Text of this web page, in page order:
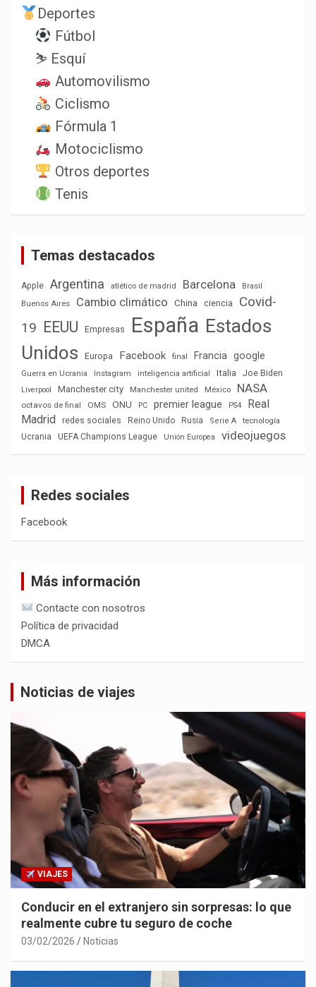
Deportes
Fútbol
⛷️ Esquí
Automovilismo
Ciclismo
Fórmula 1
Motociclismo
Otros deportes
Tenis
Temas destacados
Apple Argentina atlético de madrid Barcelona
Brasil
Buenos Aires
Cambio climático China ciencia
Covid-
19 EEUU Empresas España Estados
Unidos
Europa Facebook final Francia google
Guerra en Ucrania Instagram inteligencia artificial Italia Joe Biden
Liverpool Manchester city Manchester united México NASA
octavos de final OMS ONU PC premier league PS4
Real
Madrid
redes sociales Reino Unido Rusia Serie A
tecnología
Ucrania
UEFA Champions League Unión Europea videojuegos
Redes sociales
Facebook
Más información
Contacte con nosotros
Política de privacidad
DMCA
Noticias de viajes
VIAJES
Conducir en el extranjero sin sorpresas: lo que
realmente cubre tu seguro de coche
03/02/2026 Noticias